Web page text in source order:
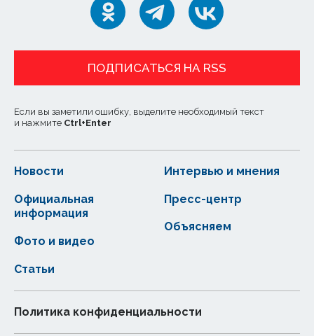
ПОДПИСАТЬСЯ НА RSS
Если вы заметили ошибку, выделите необходимый текст
и нажмите Ctrl+Enter
Новости
Статьи
Официальная
информация
Интервью и мнения
Фото и видео
Пресс-центр
Объясняем
Политика конфиденциальности